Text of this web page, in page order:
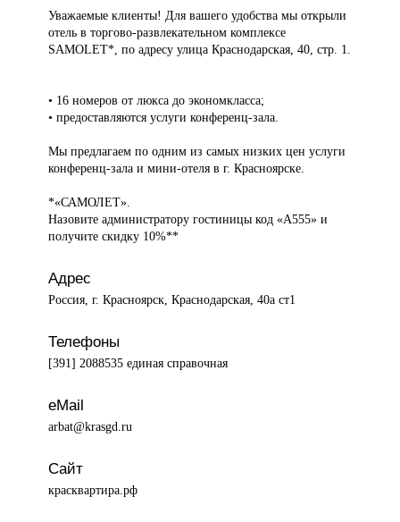
Уважаемые клиенты! Для вашего удобства мы открыли
отель в торгово-развлекательном комплексе
SAMOLET*, по адресу улица Краснодарская, 40, стр. 1.
• 16 номеров от люкса до экономкласса;
• предоставляются услуги конференц-зала.
Мы предлагаем по одним из самых низких цен услуги
конференц-зала и мини-отеля в г. Красноярске.
*«САМОЛЕТ».
Назовите администратору гостиницы код «А555» и
получите скидку 10%**
Адрес
Россия, г. Красноярск, Краснодарская, 40а ст1
Телефоны
[391] 2088535 единая справочная
eMail
arbat@krasgd.ru
Сайт
красквартира.рф